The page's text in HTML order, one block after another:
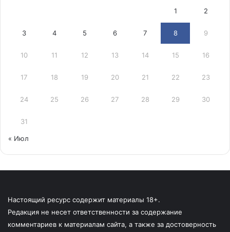
1 2
3 4 5 6 7 8 9
10 11 12 13 14 15 16
17 18 19 20 21 22 23
24 25 26 27 28 29 30
31
« Июл
Настоящий ресурс содержит материалы 18+.
Редакция не несет ответственности за содержание
комментариев к материалам сайта, а также за достоверность